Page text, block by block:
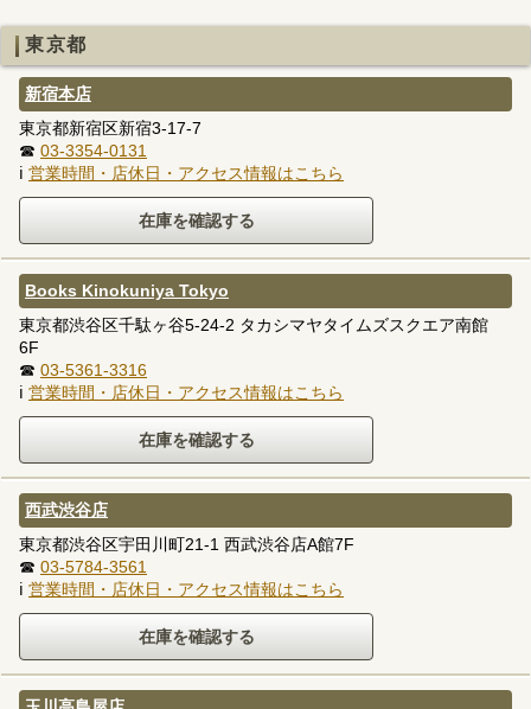
東京都
新宿本店
東京都新宿区新宿3-17-7
☎ 03-3354-0131
ℹ 営業時間・店休日・アクセス情報はこちら
Books Kinokuniya Tokyo
東京都渋谷区千駄ヶ谷5-24-2 タカシマヤタイムズスクエア南館
6F
☎ 03-5361-3316
ℹ 営業時間・店休日・アクセス情報はこちら
西武渋谷店
東京都渋谷区宇田川町21-1 西武渋谷店A館7F
☎ 03-5784-3561
ℹ 営業時間・店休日・アクセス情報はこちら